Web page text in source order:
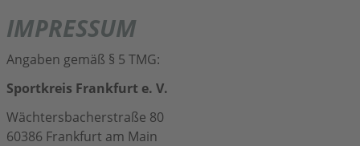
HOME
SPORTANGEBOTE
Kontakt
Datenschutz
IMPRESSUM
Angaben gemäß § 5 TMG:
Sportkreis Frankfurt e. V.
Wächtersbacherstraße 80
60386 Frankfurt am Main